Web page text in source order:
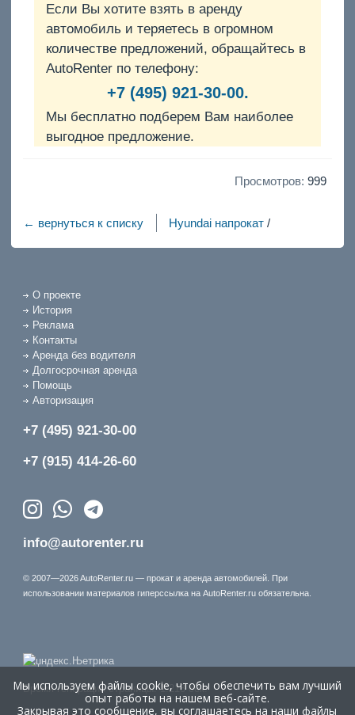
Если Вы хотите взять в аренду
автомобиль и теряетесь в огромном
количестве предложений, обращайтесь в
AutoRenter по телефону:
+7 (495) 921-30-00.
Мы бесплатно подберем Вам наиболее
выгодное предложение.
Просмотров: 999
← вернуться к списку Hyundai напрокат /
О проекте
История
Реклама
Контакты
Аренда без водителя
Долгосрочная аренда
Помощь
Авторизация
+7 (495) 921-30-00
+7 (915) 414-26-60
info@autorenter.ru
© 2007—2026 AutoRenter.ru — прокат и аренда автомобилей. При
использовании материалов гиперссылка на AutoRenter.ru обязательна.
Время генерации страницы: 1.213 сек.
Мы используем файлы cookie, чтобы обеспечить вам лучший
опыт работы на нашем веб-сайте.
Закрывая это сообщение, вы соглашаетесь на наши файлы